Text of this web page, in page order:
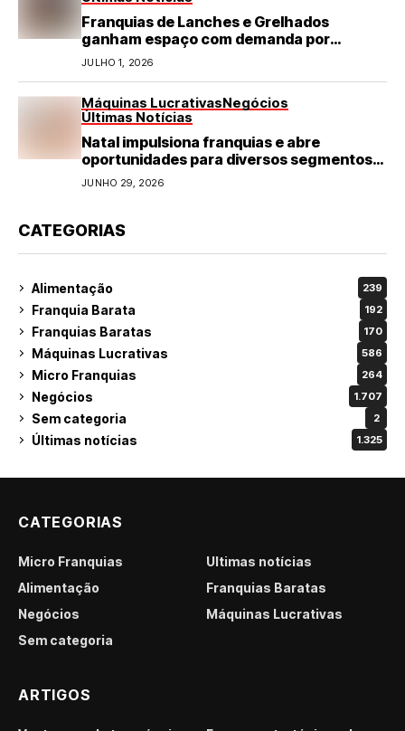
Franquias de Lanches e Grelhados
ganham espaço com demanda por
refeições rápidas e de qualidade
JULHO 1, 2026
Máquinas LucrativasNegócios
Últimas Notícias
Natal impulsiona franquias e abre
oportunidades para diversos segmentos
do varejo
JUNHO 29, 2026
CATEGORIAS
Alimentação 239
Franquia Barata 192
Franquias Baratas 170
Máquinas Lucrativas 586
Micro Franquias 264
Negócios 1.707
Sem categoria 2
Últimas notícias 1.325
CATEGORIAS
Micro Franquias
Últimas notícias
Alimentação
Franquias Baratas
Negócios
Máquinas Lucrativas
Sem categoria
ARTIGOS